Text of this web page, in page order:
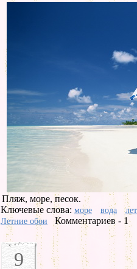
Пляж, море, песок.
Ключевые слова: море вода
Летние обои
Комментариев - 1
9